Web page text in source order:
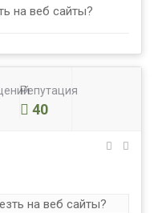
на веб сайты?
Репутация
40
на веб сайты?